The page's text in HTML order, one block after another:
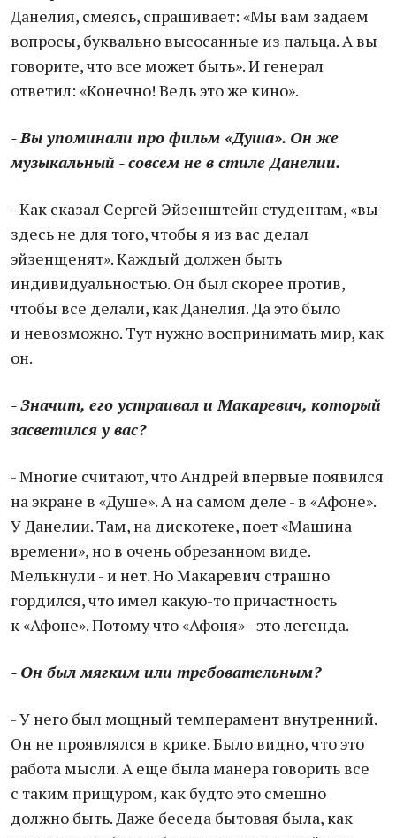
Данелия, смеясь, спрашивает: «Мы вам задаем
вопросы, буквально высосанные из пальца. А вы
говорите, что все может быть». И генерал
ответил: «Конечно! Ведь это же кино».
- Вы упоминали про фильм «Душа». Он же
музыкальный - совсем не в стиле Данелии.
- Как сказал Сергей Эйзенштейн студентам, «вы
здесь не для того, чтобы я из вас делал
эйзенщенят». Каждый должен быть
индивидуальностью. Он был скорее против,
чтобы все делали, как Данелия. Да это было
и невозможно. Тут нужно воспринимать мир, как
он.
- Значит, его устраивал и Макаревич, который
засветился у вас?
- Многие считают, что Андрей впервые появился
на экране в «Душе». А на самом деле - в «Афоне».
У Данелии. Там, на дискотеке, поет «Машина
времени», но в очень обрезанном виде.
Мелькнули - и нет. Но Макаревич страшно
гордился, что имел какую-то причастность
к «Афоне». Потому что «Афоня» - это легенда.
- Он был мягким или требовательным?
- У него был мощный темперамент внутренний.
Он не проявлялся в крике. Было видно, что это
работа мысли. А еще была манера говорить все
с таким прищуром, как будто это смешно
должно быть. Даже беседа бытовая была, как